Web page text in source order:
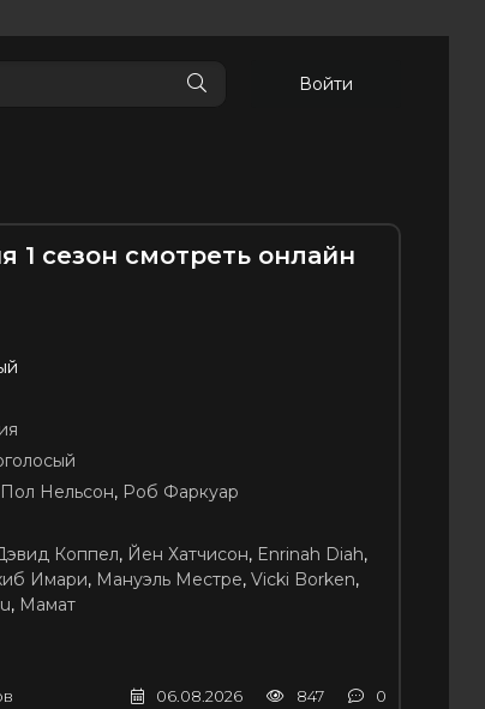
Войти
1 сезон смотреть онлайн
Пол Нельсон, Роб Фаркуар
Коппел, Йен Хатчисон, Enrinah Diah,
Имари, Мануэль Местре, Vicki Borken,
, Мамат
06.08.2026 847 0